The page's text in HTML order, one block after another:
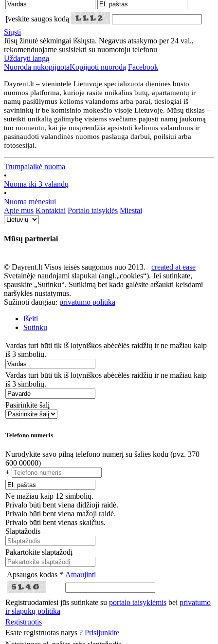
Įveskite saugos kodą
Siųsti
Jūsų žinutė sėkmingai išsiųsta. Negavus atsakymo per 24 val.,
rekomenduojame susisiekti su nuomotoju telefonu
Uždaryti langą
Nuoroda nukopijuotaKopijuoti nuorodą Facebook
Dayrent.lt – vienintelė Lietuvoje specializuota dieninės būsto
nuomos platforma, kurioje rasite unikalius butų, apartamentų ir
namų pasiūlymus kelioms valandoms arba parai, tiesiogiai iš
savininkų ir be komisinio mokesčio visoje Lietuvoje. Mūsų tikslas –
suteikti unikalią galimybę visiems svečiams pajusti namų jaukumą
tuo momentu, kai jie nusprendžia apsistoti kelioms valandoms ir
pasinaudoti valandinės nuomos paslauga darbui, poilsiui arba
fotosesijai.
Trumpalaikė nuoma
•
Nuoma iki 3 valandų
•
Nuoma mėnesiui
Apie mus Kontaktai Portalo taisyklės Miestai
Mūsų partneriai
© Dayrent.lt Visos teisės saugomos nuo 2013. created at ease
Svetainėje naudojami slapukai (angl.„cookies“). Jei sutinkate,
spauskite „Sutinku“. Sutikimą bet kada galėsite atšaukti keisdami
naršyklės nustatymus.
Sužinoti daugiau: privatumo politika
Išeiti
Sutinku
Vardas turi būti tik iš lotyniškos abėcėlės raidžių ir ne mažiau kaip
iš 3 simbolių.
Vardas turi būti tik iš lotyniškos abėcėlės raidžių ir ne mažiau kaip
iš 3 simbolių.
Pasirinkite šalį
Telefono numeris
Nurodykite savo pilną telefono numerį su šalies kodu (pvz. 370
600 00000)
+
Ne mažiau kaip 12 simbolių.
Privalo būti bent viena didžioji raidė.
Privalo būti bent viena mažoji raidė.
Privalo būti bent vienas skaičius.
Slaptažodis
Pakartokite slaptažodį
Apsaugos kodas * Atnaujinti
Registruodamiesi jūs sutinkate su portalo taisyklėmis bei privatumo
ir slapukų politika
Registruotis
Esate registruotas narys ? Prisijunkite